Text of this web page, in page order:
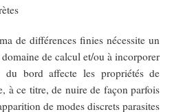
de différences finies nécessite un
de calcul et/ou à incorporer
du bord affecte les propriétés de
à ce titre, de nuire de façon parfois
de modes discrets parasites